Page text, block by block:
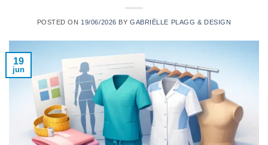
POSTED ON 19/06/2026 BY GABRIËLLE PLAGG & DESIGN
19
jun